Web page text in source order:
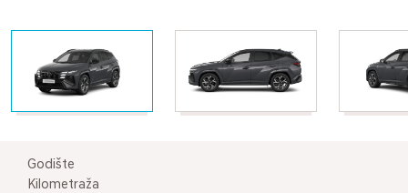
Godište
Kilometraža